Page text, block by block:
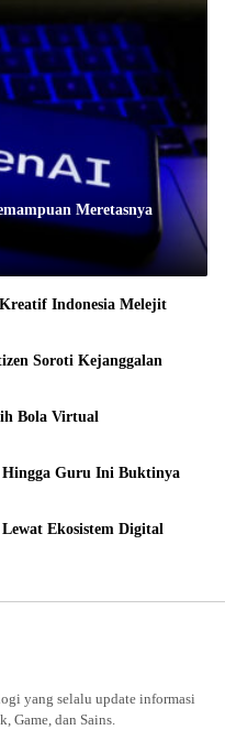
Meretasnya
Indonesia Melejit
Soroti Kejanggalan
Bola Virtual
Guru Ini Buktinya
Ekosistem Digital
yang selalu update informasi
Game, dan Sains.